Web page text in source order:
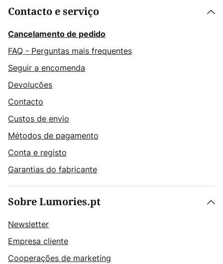
Contacto e serviço
Cancelamento de pedido
FAQ - Perguntas mais frequentes
Seguir a encomenda
Devoluções
Contacto
Custos de envio
Métodos de pagamento
Conta e registo
Garantias do fabricante
Sobre Lumories.pt
Newsletter
Empresa cliente
Cooperações de marketing